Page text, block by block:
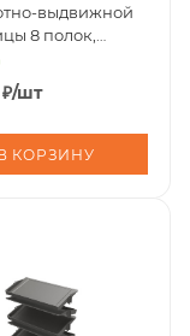
выдвижной
8 полок,
₽/шт
КОРЗИНУ